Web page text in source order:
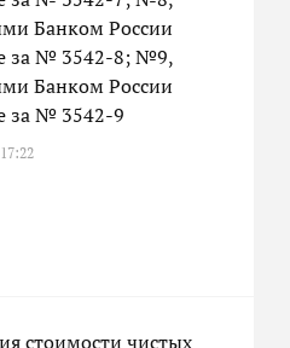
Банком России
за № 3542-8; №9,
Банком России
за № 3542-9
стоимости чистых